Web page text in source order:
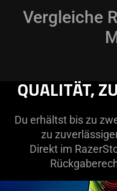
Vergleiche
QUALITÄT,
Du erhältst bis zu
zu
Direkt im